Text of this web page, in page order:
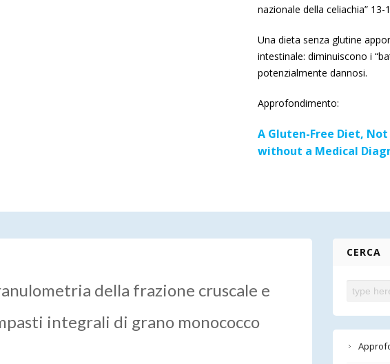
nazionale della celiachia”
Una dieta senza glutine
intestinale: diminuiscono i
potenzialmente dannosi.
Approfondimento:
A Gluten-Free Diet,
without a Medical
della frazione cruscale e
integrali di grano monococco
CERCA